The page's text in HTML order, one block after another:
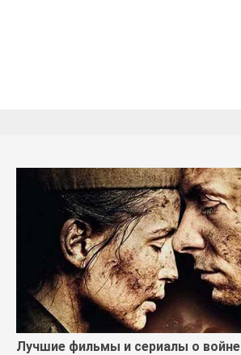
Лучшие фильмы и сериалы о войне